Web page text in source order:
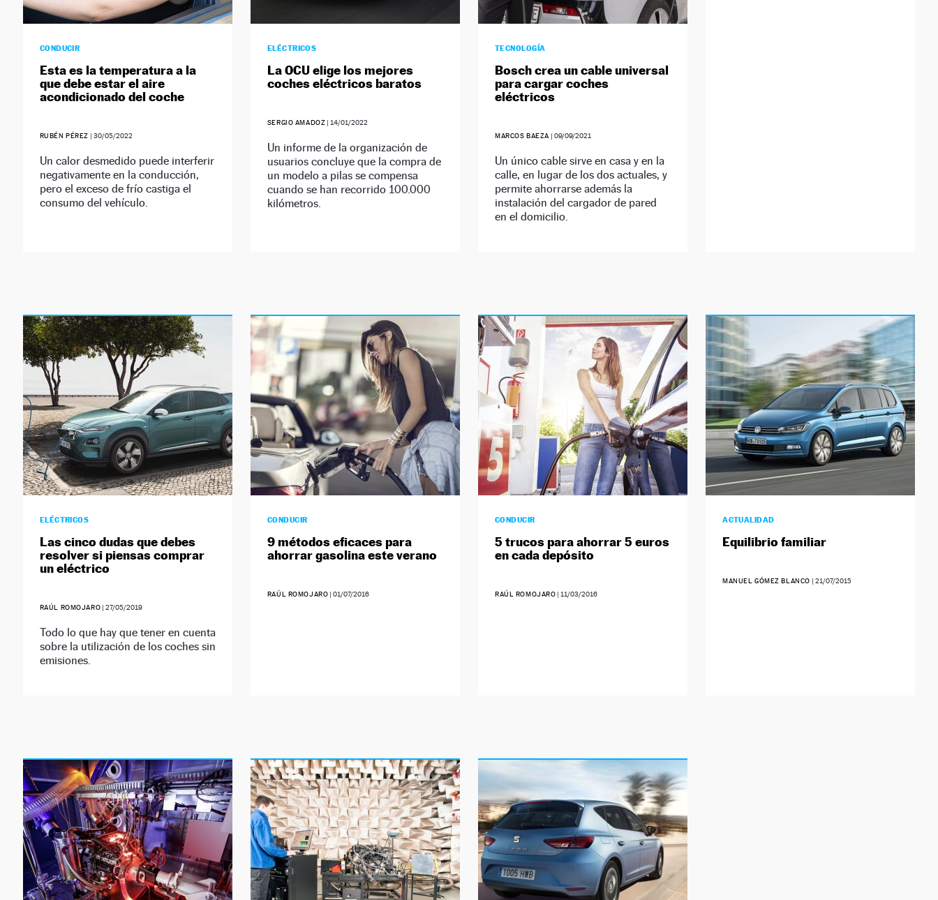
CONDUCIR
Esta es la temperatura a la
que debe estar el aire
acondicionado del coche
RUBÉN PÉREZ |30/05/2022
Un calor desmedido puede interferir
negativamente en la conducción,
pero el exceso de frío castiga el
consumo del vehículo.
ELÉCTRICOS
La OCU elige los mejores
coches eléctricos baratos
SERGIO AMADOZ | 14/01/2022
Un informe de la organización de
usuarios concluye que la compra de
un modelo a pilas se compensa
cuando se han recorrido 100.000
kilómetros.
TECNOLOGÍA
Bosch crea un cable universal
para cargar coches
eléctricos
MARCOS BAEZA | 09/09/2021
Un único cable sirve en casa y en la
calle, en lugar de los dos actuales, y
permite ahorrarse además la
instalación del cargador de pared
en el domicilio.
ELÉCTRICOS
Las cinco dudas que debes
resolver si piensas comprar
un eléctrico
RAÚL ROMOJARO |27/05/2019
Todo lo que hay que tener en cuenta
sobre la utilización de los coches sin
emisiones.
CONDUCIR
9 métodos eficaces para
ahorrar gasolina este verano
RAÚL ROMOJARO |01/07/2016
CONDUCIR
5 trucos para ahorrar 5 euros
en cada depósito
RAÚL ROMOJARO | 11/03/2016
ACTUALIDAD
Equilibrio familiar
MANUEL GÓMEZ BLANCO | 21/07/2015